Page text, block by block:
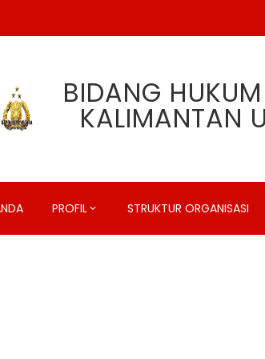
BIDANG
KALIMANTAN
PROFIL STRUKTUR ORGANISASI